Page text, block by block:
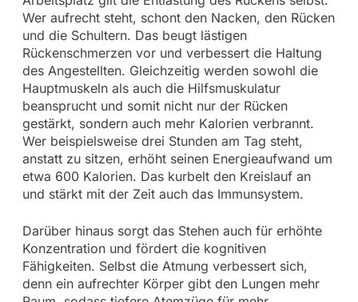
Wer aufrecht steht, schont den Nacken, den Rücken
und die Schultern. Das beugt lästigen
Rückenschmerzen vor und verbessert die Haltung
des Angestellten. Gleichzeitig werden sowohl die
Hauptmuskeln als auch die Hilfsmuskulatur
beansprucht und somit nicht nur der Rücken
gestärkt, sondern auch mehr Kalorien verbrannt.
Wer beispielsweise drei Stunden am Tag steht,
anstatt zu sitzen, erhöht seinen Energieaufwand um
etwa 600 Kalorien. Das kurbelt den Kreislauf an
und stärkt mit der Zeit auch das Immunsystem.
Darüber hinaus sorgt das Stehen auch für erhöhte
Konzentration und fördert die kognitiven
Fähigkeiten. Selbst die Atmung verbessert sich,
denn ein aufrechter Körper gibt den Lungen mehr